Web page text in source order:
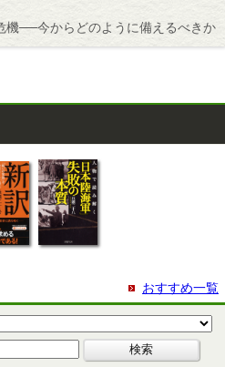
──今からどのように備えるべきか
おすすめ一覧